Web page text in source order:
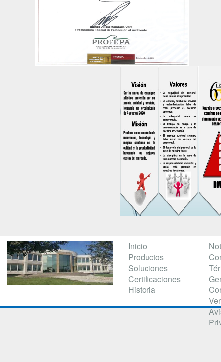
Inicio
Productos
Soluciones
Certificaciones
Historia